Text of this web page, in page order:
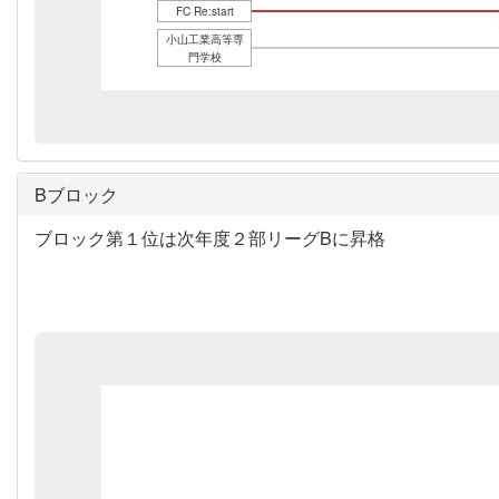
FC Re:start
小山工業高等専
門学校
Bブロック
ブロック第１位は次年度２部リーグBに昇格